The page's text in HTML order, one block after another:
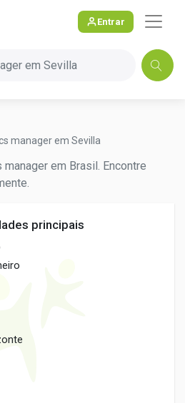
Entrar
em Sevilla
manager em Sevilla
em Brasil. Encontre
principais